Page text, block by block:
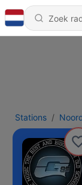
Stations